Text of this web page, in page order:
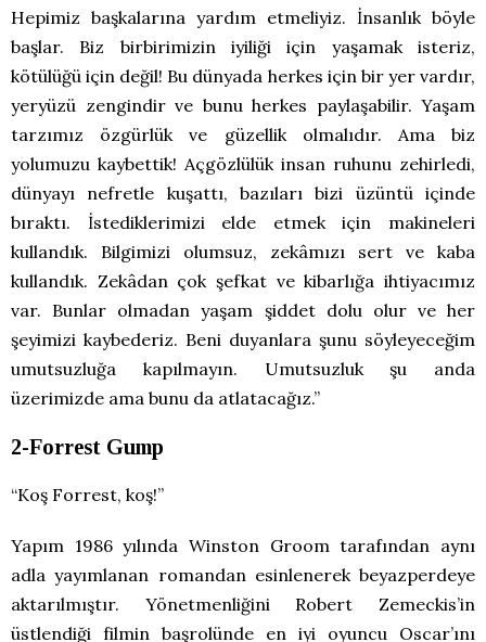
Hepimiz başkalarına yardım etmeliyiz. İnsanlık böyle
başlar. Biz birbirimizin iyiliği için yaşamak isteriz,
kötülüğü için değil! Bu dünyada herkes için bir yer vardır,
yeryüzü zengindir ve bunu herkes paylaşabilir. Yaşam
tarzımız özgürlük ve güzellik olmalıdır. Ama biz
yolumuzu kaybettik! Açgözlülük insan ruhunu zehirledi,
dünyayı nefretle kuşattı, bazıları bizi üzüntü içinde
bıraktı. İstediklerimizi elde etmek için makineleri
kullandık. Bilgimizi olumsuz, zekâmızı sert ve kaba
kullandık. Zekâdan çok şefkat ve kibarlığa ihtiyacımız
var. Bunlar olmadan yaşam şiddet dolu olur ve her
şeyimizi kaybederiz. Beni duyanlara şunu söyleyeceğim
umutsuzluğa kapılmayın. Umutsuzluk şu anda
üzerimizde ama bunu da atlatacağız.”
2-Forrest Gump
“Koş Forrest, koş!”
Yapım 1986 yılında Winston Groom tarafından aynı
adla yayımlanan romandan esinlenerek beyazperdeye
aktarılmıştır. Yönetmenliğini Robert Zemeckis’in
üstlendiği filmin başrolünde en iyi oyuncu Oscar’ını